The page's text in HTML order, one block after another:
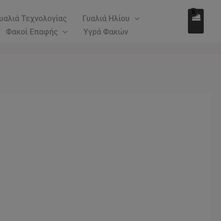
Τεχνολογίας
Γυαλιά Ηλίου
Φακοί Επαφής
Υγρά Φακών